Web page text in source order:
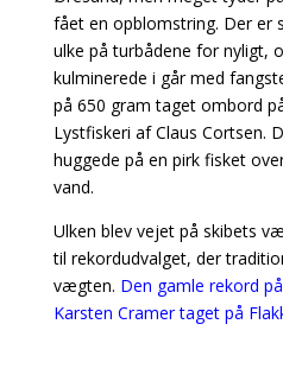
fået en opblomstring. Der er
ulke på turbådene for nyligt,
kulminerede i går med
på 650 gram taget ombord
Lystfiskeri af Claus Cortsen.
huggede på en pirk fisket
vand.
Ulken blev vejet på skibets
til rekordudvalget, der
vægten. Den gamle rekord
Karsten Cramer taget på